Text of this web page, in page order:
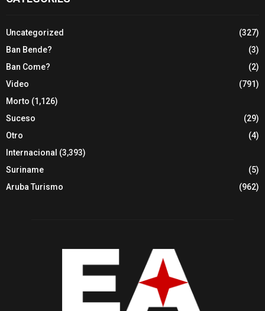
Uncategorized
(327)
Ban Bende?
(3)
Ban Come?
(2)
Video
(791)
Morto (1,126)
Suceso
(29)
Otro
(4)
Internacional (3,393)
Suriname
(5)
Aruba Turismo
(962)